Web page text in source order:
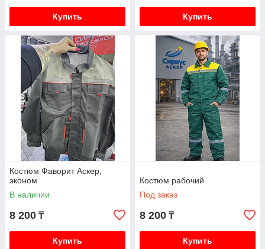
Купить Купить
Костюм Фаворит Аскер,
эконом
В наличии
8 200 ₸
Купить
Костюм рабочий
Под заказ
8 200 ₸
Купить